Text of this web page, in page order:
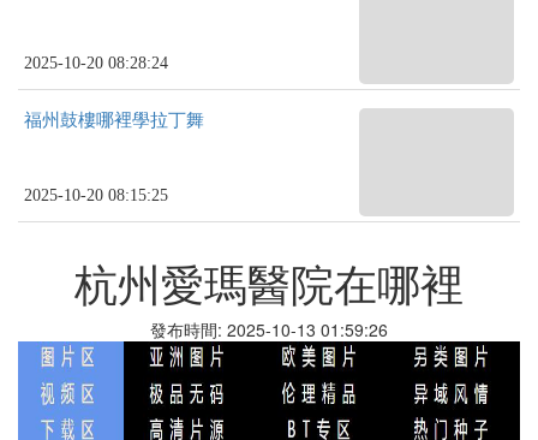
2025-10-20 08:28:24
福州鼓樓哪裡學拉丁舞
2025-10-20 08:15:25
杭州愛瑪醫院在哪裡
發布時間: 2025-10-13 01:59:26